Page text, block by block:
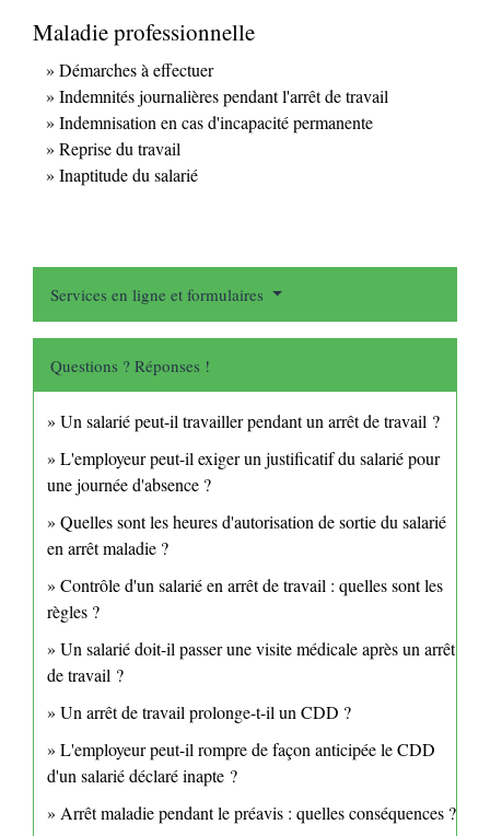
Maladie professionnelle
Démarches à effectuer
Indemnités journalières pendant l'arrêt de travail
Indemnisation en cas d'incapacité permanente
Reprise du travail
Inaptitude du salarié
Services en ligne et formulaires
Questions ? Réponses !
Un salarié peut-il travailler pendant un arrêt de travail ?
L'employeur peut-il exiger un justificatif du salarié pour
une journée d'absence ?
Quelles sont les heures d'autorisation de sortie du salarié
en arrêt maladie ?
Contrôle d'un salarié en arrêt de travail : quelles sont les
règles ?
Un salarié doit-il passer une visite médicale après un arrêt
de travail ?
Un arrêt de travail prolonge-t-il un CDD ?
L'employeur peut-il rompre de façon anticipée le CDD
d'un salarié déclaré inapte ?
Arrêt maladie pendant le préavis : quelles conséquences ?